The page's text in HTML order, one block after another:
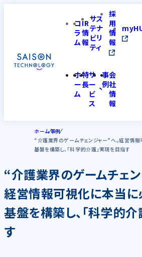
コ
ラ
ム
IR
情
報
サス
テナ
ビリ
ティ
採
用
情
報
ホ
ー
ム
特
長
サ
ー
ビ
ス
事
例
会
社
情
報
ホーム事例
“介護業界のゲームチェンジャー”へ。経営情
基盤を構築し、「科学的介護」実現を目指す
“介護業界のゲームチェン
経営情報可視化に本当に
基盤を構築し、「科学的
す